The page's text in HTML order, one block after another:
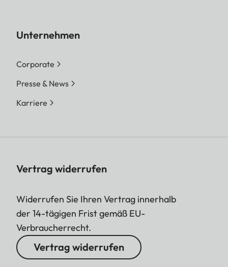
Unternehmen
Corporate
Presse & News
Karriere
Vertrag widerrufen
Widerrufen Sie Ihren Vertrag innerhalb
der 14-tägigen Frist gemäß EU-
Verbraucherrecht.
Vertrag widerrufen